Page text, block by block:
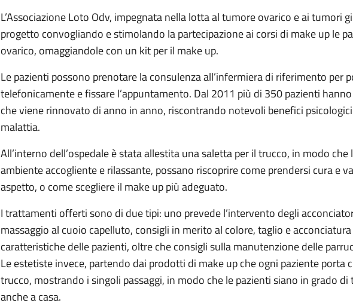
L’Associazione Loto Odv, impegnata nella lotta al tumore ovarico e ai tumori
progetto convogliando e stimolando la partecipazione ai corsi di make up le
ovarico, omaggiandole con un kit per il make up.
Le pazienti possono prenotare la consulenza all’infermiera di riferimento per
telefonicamente e fissare l’appuntamento. Dal 2011 più di 350 pazienti
che viene rinnovato di anno in anno, riscontrando notevoli benefici
malattia.
All’interno dell’ospedale è stata allestita una saletta per il trucco, in modo
ambiente accogliente e rilassante, possano riscoprire come prendersi cura e
aspetto, o come scegliere il make up più adeguato.
I trattamenti offerti sono di due tipi: uno prevede l’intervento degli
massaggio al cuoio capelluto, consigli in merito al colore, taglio e
caratteristiche delle pazienti, oltre che consigli sulla manutenzione delle
Le estetiste invece, partendo dai prodotti di make up che ogni paziente porta
trucco, mostrando i singoli passaggi, in modo che le pazienti siano in grado
anche a casa.